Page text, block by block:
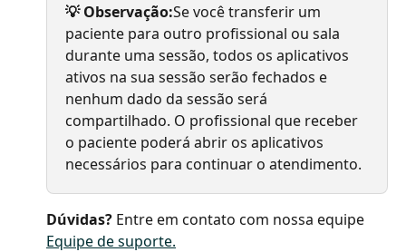
💡 Observação:Se você transferir um
paciente para outro profissional ou sala
durante uma sessão, todos os aplicativos
ativos na sua sessão serão fechados e
nenhum dado da sessão será
compartilhado. O profissional que receber
o paciente poderá abrir os aplicativos
necessários para continuar o atendimento.
Dúvidas? Entre em contato com nossa equipe
Equipe de suporte.